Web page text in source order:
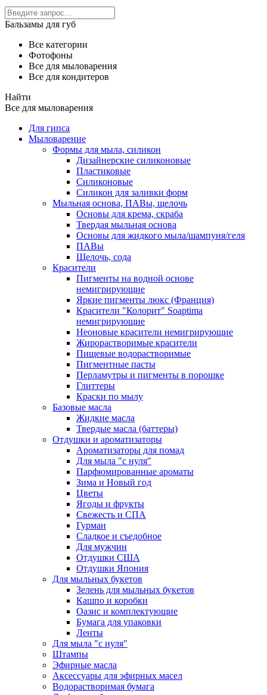
Бальзамы для губ
Все категории
Фотофоны
Все для мыловарения
Все для кондитеров
Найти
Все для мыловарения
Для гипса
Мыловарение
Формы для мыла, силикон
Дизайнерские силиконовые
Пластиковые
Силиконовые
Силикон для заливки форм
Мыльная основа, ПАВы, щелочь
Основы для крема, скраба
Твердая мыльная основа
Основы для жидкого мыла/шампуня/геля
ПАВы
Щелочь, сода
Красители
Пигменты на водной основе
немигрирующие
Яркие пигменты люкс (Франция)
Красители "Колорит" Soaptima
немигрирующие
Неоновые красители немигрирующие
Жирорастворимые красители
Пищевые водорастворимые
Пигментные пасты
Перламутры и пигменты в порошке
Глиттеры
Краски по мылу
Базовые масла
Жидкие масла
Твердые масла (баттеры)
Отдушки и ароматизаторы
Ароматизаторы для помад
Для мыла "с нуля"
Парфюмированные ароматы
Зима и Новый год
Цветы
Ягоды и фрукты
Свежесть и СПА
Гурман
Сладкое и съедобное
Для мужчин
Отдушки США
Отдушки Япония
Для мыльных букетов
Зелень для мыльных букетов
Кашпо и коробки
Оазис и комплектующие
Бумага для упаковки
Ленты
Для мыла "с нуля"
Штампы
Эфирные масла
Аксессуары для эфирных масел
Водорастворимая бумага